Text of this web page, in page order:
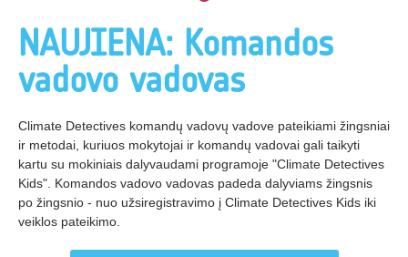
NAUJIENA: Komandos
vadovo vadovas
Climate Detectives komandų vadovų vadove pateikiami žingsniai
ir metodai, kuriuos mokytojai ir komandų vadovai gali taikyti
kartu su mokiniais dalyvaudami programoje "Climate Detectives
Kids". Komandos vadovo vadovas padeda dalyviams žingsnis
po žingsnio - nuo užsiregistravimo į Climate Detectives Kids iki
veiklos pateikimo.